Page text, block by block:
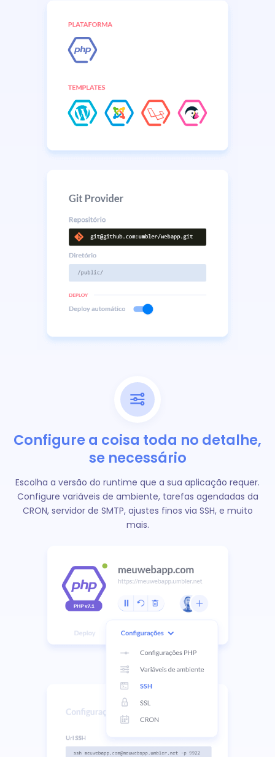
Configure a coisa toda no detalhe,
se necessário
Escolha a versão do runtime que a sua aplicação requer.
Configure variáveis de ambiente, tarefas agendadas da
CRON, servidor de SMTP, ajustes finos via SSH, e muito
mais.